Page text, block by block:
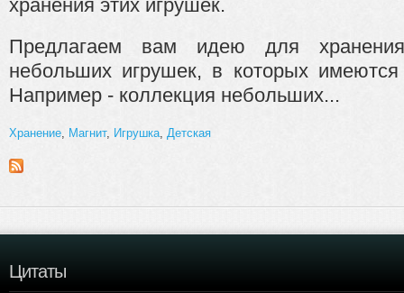
хранения этих игрушек.
Предлагаем вам идею для хранения
небольших игрушек, в которых имеются
Например - коллекция небольших...
Хранение Магнит, Игрушка Детская
Цитаты